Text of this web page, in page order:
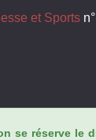
et Sports
se réserve le